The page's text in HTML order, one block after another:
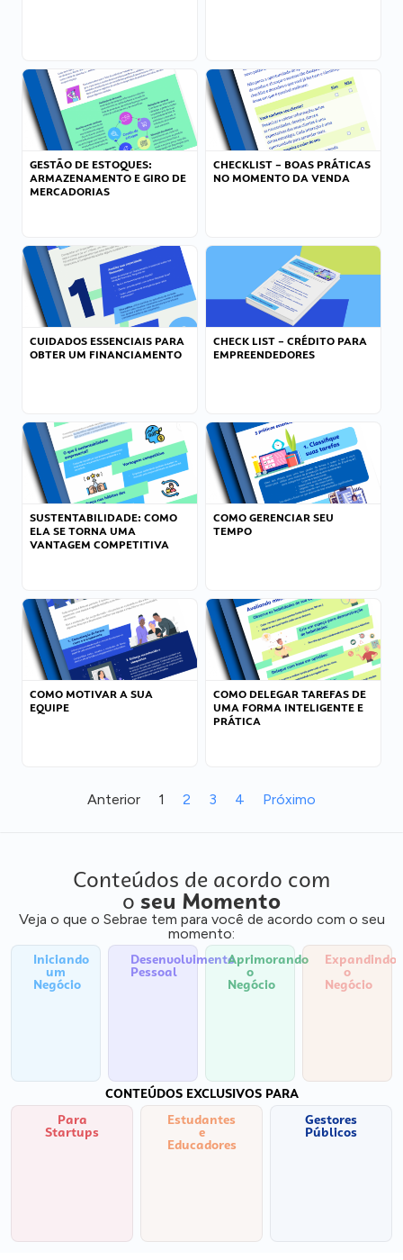
GESTÃO DE ESTOQUES:
ARMAZENAMENTO E GIRO DE
MERCADORIAS
CHECKLIST – BOAS PRÁTICAS
NO MOMENTO DA VENDA
CUIDADOS ESSENCIAIS PARA
OBTER UM FINANCIAMENTO
CHECK LIST – CRÉDITO PARA
EMPREENDEDORES
SUSTENTABILIDADE: COMO
ELA SE TORNA UMA
VANTAGEM COMPETITIVA
COMO GERENCIAR SEU
TEMPO
COMO MOTIVAR A SUA
EQUIPE
COMO DELEGAR TAREFAS DE
UMA FORMA INTELIGENTE E
PRÁTICA
Anterior 1 2 3 4 Próximo
Conteúdos de acordo com
o seu Momento
Veja o que o Sebrae tem para você de acordo com o seu
momento:
Iniciando
um
Negócio
Desenvolvimento
Pessoal
Aprimorando
o
Negócio
Expandindo
o
Negócio
CONTEÚDOS EXCLUSIVOS PARA
Para
Startups
Estudantes
e
Educadores
Gestores
Públicos